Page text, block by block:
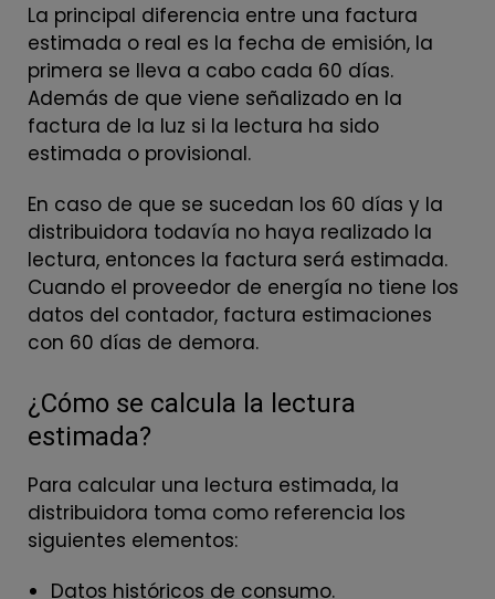
La principal diferencia entre una factura
estimada o real es la fecha de emisión, la
primera se lleva a cabo cada 60 días.
Además de que viene señalizado en la
factura de la luz si la lectura ha sido
estimada o provisional.
En caso de que se sucedan los 60 días y la
distribuidora todavía no haya realizado la
lectura, entonces la factura será estimada.
Cuando el proveedor de energía no tiene los
datos del contador, factura estimaciones
con 60 días de demora.
¿Cómo se calcula la lectura
estimada?
Para calcular una lectura estimada, la
distribuidora toma como referencia los
siguientes elementos:
Datos históricos de consumo.